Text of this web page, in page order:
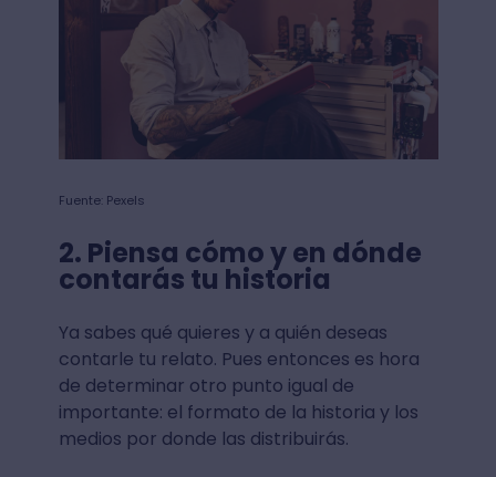
Fuente: Pexels
2. Piensa cómo y en dónde
contarás tu historia
Ya sabes qué quieres y a quién deseas
contarle tu relato. Pues entonces es hora
de determinar otro punto igual de
importante: el formato de la historia y los
medios por donde las distribuirás.